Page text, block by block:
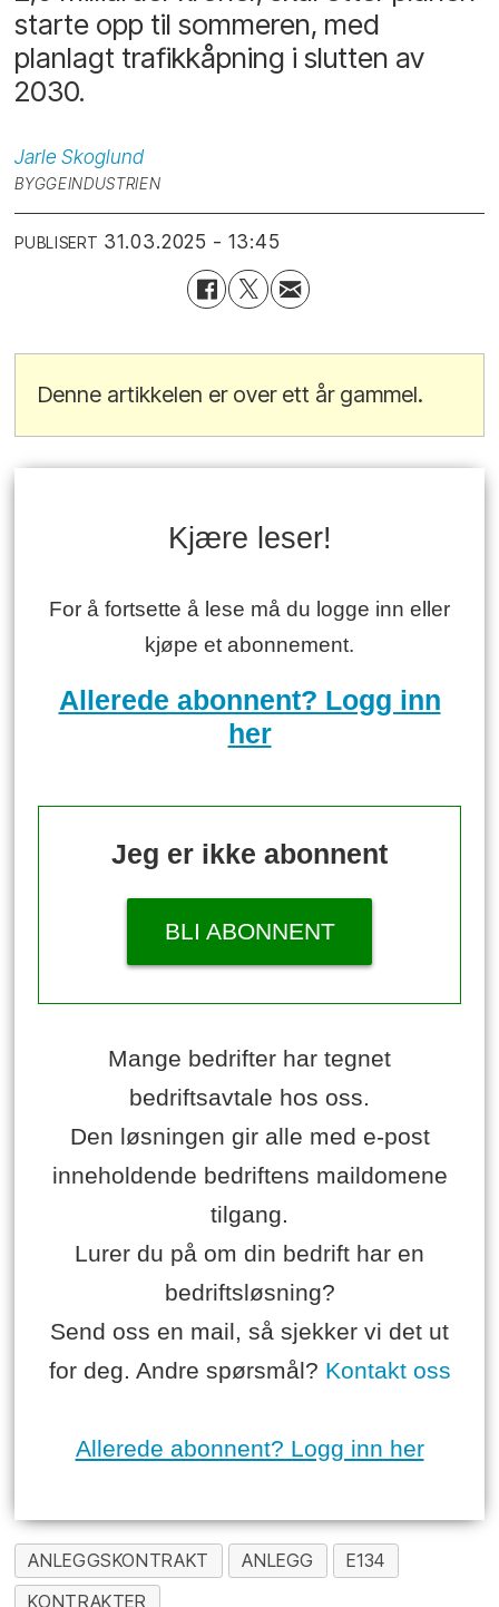
starte opp til sommeren, med
planlagt trafikkåpning i slutten av
2030.
Jarle Skoglund
BYGGEINDUSTRIEN
PUBLISERT 31.03.2025 - 13:45
Denne artikkelen er over ett år gammel.
Kjære leser!
For å fortsette å lese må du logge inn eller
kjøpe et abonnement.
Allerede abonnent? Logg inn
her
Jeg er ikke abonnent
BLI ABONNENT
Mange bedrifter har tegnet
bedriftsavtale hos oss.
Den løsningen gir alle med e-post
inneholdende bedriftens maildomene
tilgang.
Lurer du på om din bedrift har en
bedriftsløsning?
Send oss en mail, så sjekker vi det ut
for deg. Andre spørsmål? Kontakt oss
Allerede abonnent? Logg inn her
ANLEGGSKONTRAKT ANLEGG
E134
KONTRAKTER